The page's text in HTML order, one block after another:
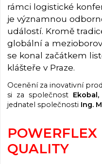
rámci logistické
je významnou
událostí. Kromě
globální a
se konal začátkem
klášteře v Praze.
Ocenění za inovativní
si za společnost
jednatel společnosti Ing.
QUALITY